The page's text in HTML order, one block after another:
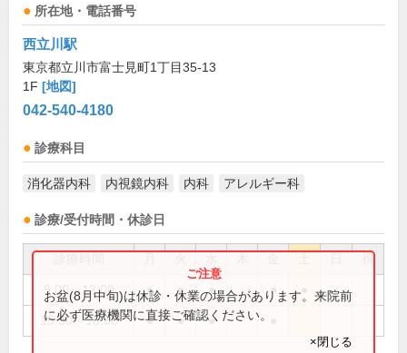
所在地・電話番号
西立川駅
東京都立川市富士見町1丁目35-13
1F [地図]
042-540-4180
診療科目
消化器内科 内視鏡内科 内科 アレルギー科
診療/受付時間・休診日
祝
9:00～12:00 ● ● ● ●
15:30～18:00 ● ● ●
お盆(8月中旬)は休診・休業の場合があります。来院前
に必ず医療機関に直接ご確認ください。
×閉じる